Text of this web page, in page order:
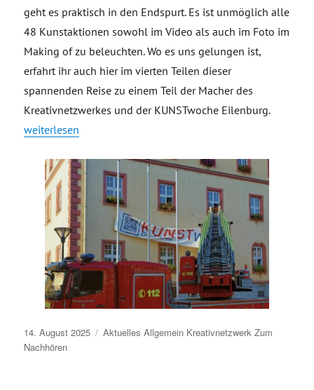
geht es praktisch in den Endspurt. Es ist unmöglich alle
48 Kunstaktionen sowohl im Video als auch im Foto im
Making of zu beleuchten. Wo es uns gelungen ist,
erfahrt ihr auch hier im vierten Teilen dieser
spannenden Reise zu einem Teil der Macher des
Kreativnetzwerkes und der KUNSTwoche Eilenburg.
„Making of Videoproduktion Kleinstadtlabor KUNSTwoche
weiterlesen
Veröffentlicht
am
14. August 2025 Aktuelles Allgemein Kreativnetzwerk Zum
Nachhören